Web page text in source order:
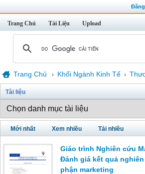
Trang Chủ Tài Liệu Upload
Trang Chủ › Khối Ngành Kinh Tế ›
Tài liệu
Mới nhất Xem nhiều Tải nhiều
Giáo trình Nghiên cứu
Đánh giá kết quả
phận marketing